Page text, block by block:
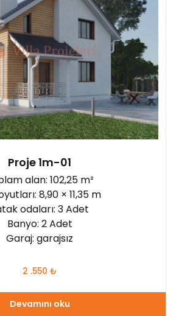
Proje 1m-01
alan: 102,25 m²
8,90 × 11,35 m
odaları: 3 Adet
Banyo: 2 Adet
Garaj: garajsız
2 .550 ₺
Devamını oku